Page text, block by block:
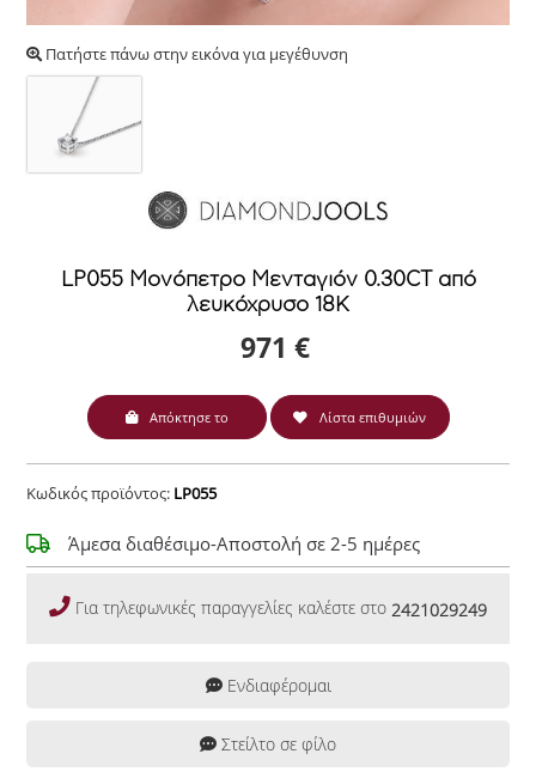
Πατήστε πάνω στην εικόνα για μεγέθυνση
LP055 Μονόπετρο Μενταγιόν 0.30CT από
λευκόχρυσο 18Κ
971 €
Απόκτησε το Λίστα επιθυμιών
Κωδικός προϊόντος: LP055
Άμεσα διαθέσιμο-Αποστολή σε 2-5 ημέρες
Για τηλεφωνικές παραγγελίες καλέστε στο 2421029249
Ενδιαφέρομαι
Στείλτο σε φίλο